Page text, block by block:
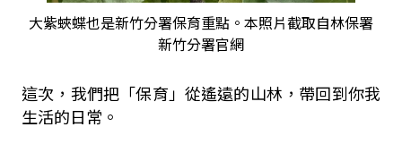
大紫蛺蝶也是新竹分署保育重點。本照片截取自林保署
新竹分署官網
這次，我們把「保育」從遙遠的山林，帶回到你我
生活的日常。